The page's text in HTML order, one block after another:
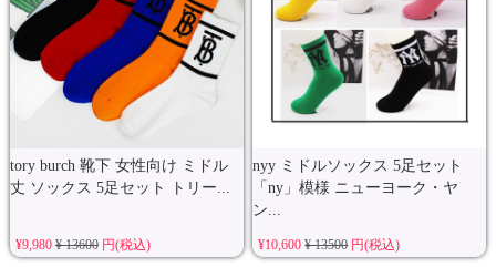
tory burch 靴下 女性向け ミドル
丈 ソックス 5足セット トリー...
¥9,980 ¥ 13600円(税込)
nyy ミドルソックス 5足セット
「ny」模様 ニューヨーク・ヤ
ン...
¥10,600¥ 13500円(税込)